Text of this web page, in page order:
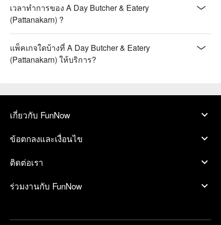
เวลาทำการของ A Day Butcher & Eatery
(Pattanakarn) ?
แพ็คเกจใดบ้างที่ A Day Butcher & Eatery
(Pattanakarn) ให้บริการ?
เกี่ยวกับ FunNow
ข้อตกลงและเงื่อนไข
ติดต่อเรา
ร่วมงานกับ FunNow